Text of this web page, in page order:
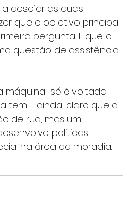
desejar as duas
que o objetivo principal
pergunta. E que o
questão de assistência
máquina" só é voltada
E ainda, claro que a
de rua, mas um
políticas
na área da moradia.